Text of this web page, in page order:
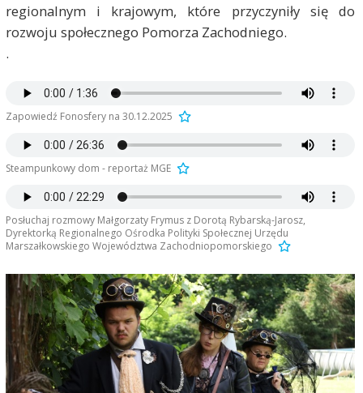
regionalnym i krajowym, które przyczyniły się do
rozwoju społecznego Pomorza Zachodniego.
.
Zapowiedź Fonosfery na 30.12.2025
Steampunkowy dom - reportaż MGE
Posłuchaj rozmowy Małgorzaty Frymus z Dorotą Rybarską-Jarosz,
Dyrektorką Regionalnego Ośrodka Polityki Społecznej Urzędu
Marszałkowskiego Województwa Zachodniopomorskiego